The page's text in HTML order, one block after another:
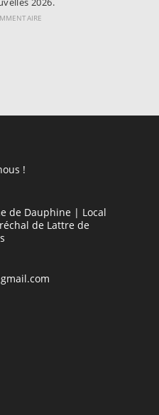
!
de Dauphine | Local
de Lattre de